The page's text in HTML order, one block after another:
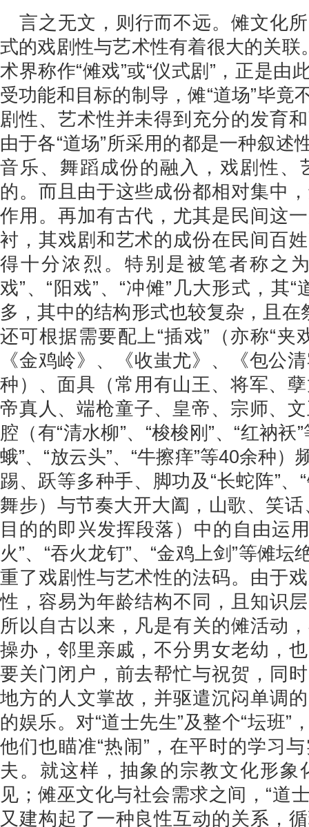
言之无文，则行而不远。傩文化
式的戏剧性与艺术性有着很大的关联
术界称作“傩戏”或“仪式剧”，正是由
受功能和目标的制导，傩“道场”毕竟
剧性、艺术性并未得到充分的发育
由于各“道场”所采用的都是一种叙述
音乐、舞蹈成份的融入，戏剧性、
的。而且由于这些成份都相对集中
作用。再加有古代，尤其是民间这
衬，其戏剧和艺术的成份在民间百
得十分浓烈。特别是被笔者称之
戏”、“阳戏”、“冲傩”几大形式，其
多，其中的结构形式也较复杂，且在
还可根据需要配上“插戏”（亦称“夹
《金鸡岭》、《收蚩尤》、《包公
种）、面具（常用有山王、将军、
帝真人、端枪童子、皇帝、宗师、
腔（有“清水柳”、“梭梭刚”、“红衲
蛾”、“放云头”、“牛擦痒”等40余种
踢、跃等多种手、脚功及“长蛇阵”、
舞步）与节奏大开大阖，山歌、笑话
目的的即兴发挥段落）中的自由运
火”、“吞火龙钉”、“金鸡上剑”等傩
重了戏剧性与艺术性的法码。由于
性，容易为年龄结构不同，且知识
所以自古以来，凡是有关的傩活动
操办，邻里亲戚，不分男女老幼，
要关门闭户，前去帮忙与祝贺，同
地方的人文掌故，并驱遣沉闷单调
的娱乐。对“道士先生”及整个“坛班”
他们也瞄准“热闹”，在平时的学习
夫。就这样，抽象的宗教文化形
见；傩巫文化与社会需求之间，“道
又建构起了一种良性互动的关系，